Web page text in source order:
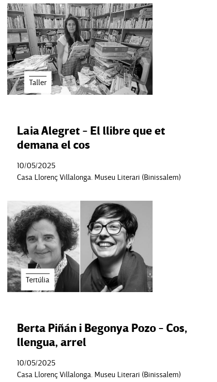
Taller
Laia Alegret - El llibre que et
demana el cos
10/05/2025
Casa Llorenç Villalonga. Museu Literari (Binissalem)
Tertúlia
Berta Piñán i Begonya Pozo - Cos,
llengua, arrel
10/05/2025
Casa Llorenç Villalonga. Museu Literari (Binissalem)